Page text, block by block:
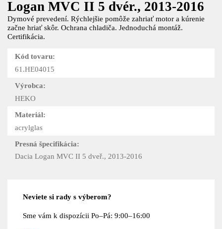
Logan MVC II 5 dvér., 2013-2016
Dymové prevedení. Rýchlejšie pomôže zahriať motor a kúrenie
začne hriať skôr. Ochrana chladiča. Jednoduchá montáž.
Certifikácia.
Kód tovaru:
61.HE04015
Výrobca:
HEKO
Materiál:
acrylglas
Presná špecifikácia:
Dacia Logan MVC II 5 dveř., 2013-2016
Neviete si rady s výberom?
Sme vám k dispozícii Po–Pá: 9:00–16:00